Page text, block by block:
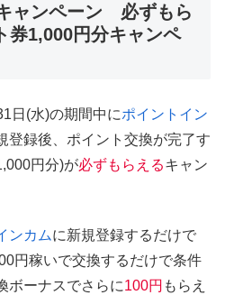
ャンペーン 必ずもら
券1,000円分キャンペ
日(水)の期間中にポイントイン
登録後、ポイント交換が完了す
円分)が必ずもらえるキャン
ンカムに新規登録するだけで
円稼いで交換するだけで条件
ボーナスでさらに100円 もらえ